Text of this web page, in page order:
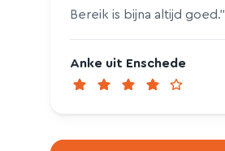
Bereik is bijna altijd goed.”
Anke uit Enschede